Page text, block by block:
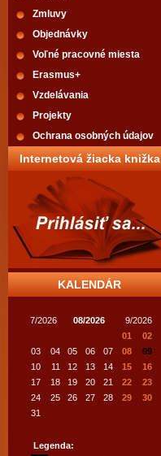
Zmluvy
Objednávky
Voľné pracovné miesta
Erasmus+
Vzdelávania
Projekty
Ochrana osobných údajov
Internetová žiacka knižka
KALENDÁR
7/2026 08/2026
9/2026
01
02
03
04 05 06 07 08
09
10
11 12 13 14 15
16
17
18 19 20 21 22
23
24
25 26 27 28 29
30
31
Legenda: